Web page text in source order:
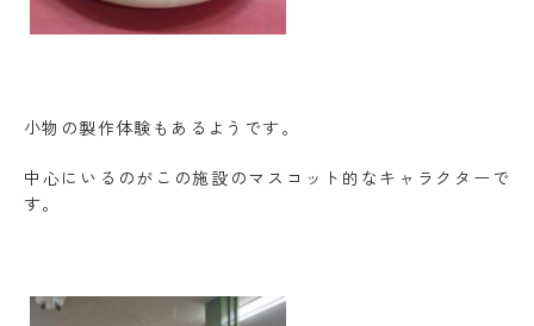
小物の製作体験もあるようです。
中心にいるのがこの施設のマスコット的なキャラクターで
す。